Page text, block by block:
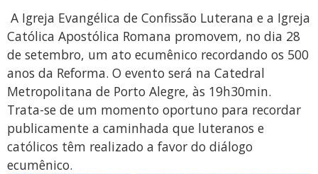
A Igreja Evangélica de Confissão Luterana e a Igreja
Católica Apostólica Romana promovem, no dia 28
de setembro, um ato ecumênico recordando os 500
anos da Reforma. O evento será na Catedral
Metropolitana de Porto Alegre, às 19h30min.
Trata-se de um momento oportuno para recordar
publicamente a caminhada que luteranos e
católicos têm realizado a favor do diálogo
ecumênico.